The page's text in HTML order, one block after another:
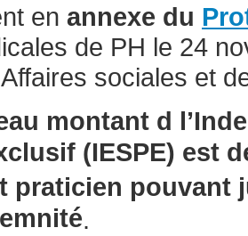
en annexe du
de PH le 24
sociales et
montant d
(IESPE) est
praticien pouvant
.